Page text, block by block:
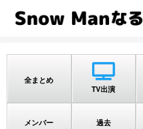
全まとめ
TV出演
メンバー
過去